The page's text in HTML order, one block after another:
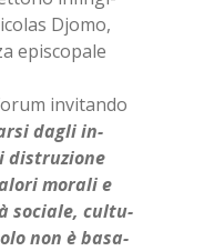
Djo­mo,
epi­sco­pa­le
in­vi­tan­do
da­gli in­
di­stru­zio­ne
mo­ra­li e
so­cia­le, cul­tu­
non è ba­sa­